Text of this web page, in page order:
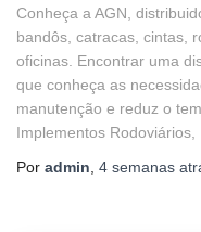
Conheça a AGN,
bandôs, catracas, cintas,
oficinas. Encontrar uma
que conheça as
manutenção e reduz o
Implementos Rodoviários,
Por admin 4 semanas